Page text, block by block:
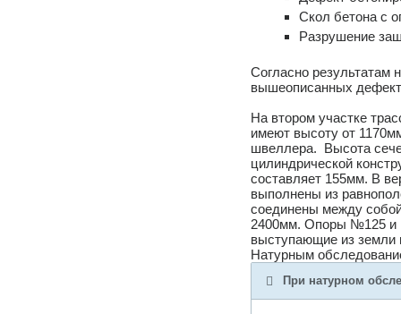
Скол бетона с
Разрушение
Согласно результатам
вышеописанных
На втором участке
имеют высоту от
швеллера. Высота
цилиндрической
составляет 155мм. В
выполнены из
соединены между
2400мм. Опоры №125 и
выступающие из земли
Натурным
При натурном